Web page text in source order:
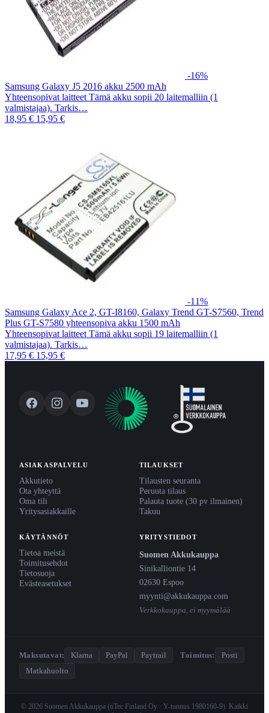
-16%
Samsung Galaxy J5 2016 akku 2500 mAh
Yhteensopivat laitteet Tämä akku sopii 20 laitemalliin (1
valmistajaa). Tarkis…
18,95 € 15,95 €
-11%
Samsung Galaxy Ace 2, GT-I8160, Galaxy Trend GT-S7560, Trend
Plus GT-S7580 yhteensopiva akku 1500 mAh
Yhteensopivat laitteet Tämä akku sopii 19 laitemalliin (1
valmistajaa). Tarkis…
17,95 € 15,95 €
ASIAKASPALVELU
Akkutieto
Ota yhteyttä
Oma tili
Yritysasiakkaille
TILAUKSET
Tilausten seuranta
Peruuta tilaus
Palauta tuote (30 pv ilmainen)
Takuu
KÄYTÄNNÖT
Tietoa meistä
Toimitusehdot
Tietosuoja
Evästeasetukset
YRITYSTIEDOT
Suomen Akkukauppa
Sinikalliontie 14
02630 Espoo
myynti@akkukauppa.com
Verkkokauppa, ei myymälää
Maksutavat: Klarna PayPal Paytrail · Toimitus:
Posti
Matkahuolto
© 2026 Suomen Akkukauppa (nTec Finland Oy · Y-tunnus 1980160-9). Kaikki